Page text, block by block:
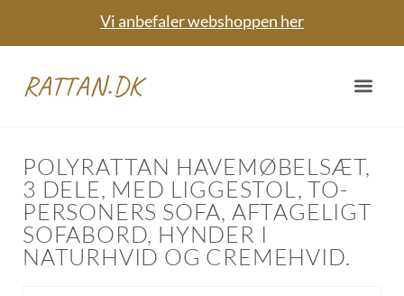
Vi anbefaler webshoppen her
RATTAN.DK
POLYRATTAN HAVEMØBELSÆT,
3 DELE, MED LIGGESTOL, TO-
PERSONERS SOFA, AFTAGELIGT
SOFABORD, HYNDER I
NATURHVID OG CREMEHVID.